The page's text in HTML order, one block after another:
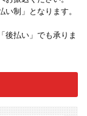
制」となります。
後払い」でも承りま